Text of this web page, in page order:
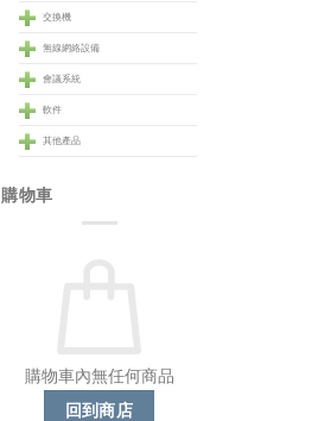
交換機
無線網絡設備
會議系統
軟件
其他產品
購物車
購物車內無任何商品
回到商店